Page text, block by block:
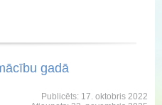
gadā
Publicēts: 17. oktobris 2022